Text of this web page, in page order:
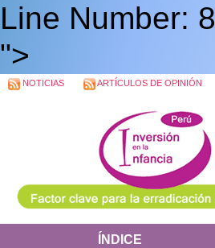
Line Number: 8
">
NOTICIAS ARTÍCULOS DE OPINIÓN
ÍNDICE